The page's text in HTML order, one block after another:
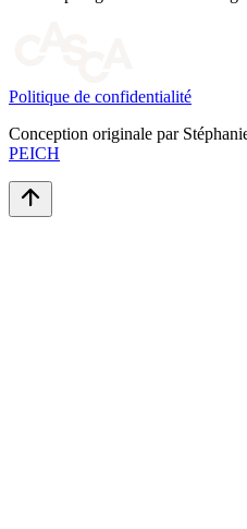
Politique de confidentialité
Conception originale par
PEICH